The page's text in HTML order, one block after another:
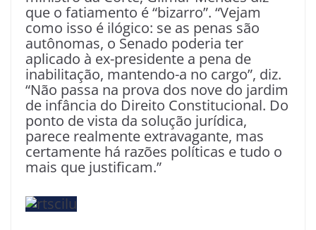
que o fatiamento é “bizarro”. “Vejam
como isso é ilógico: se as penas são
autônomas, o Senado poderia ter
aplicado à ex-presidente a pena de
inabilitação, mantendo-a no cargo”, diz.
“Não passa na prova dos nove do jardim
de infância do Direito Constitucional. Do
ponto de vista da solução jurídica,
parece realmente extravagante, mas
certamente há razões políticas e tudo o
mais que justificam.”